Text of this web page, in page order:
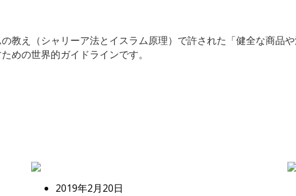
教え（シャリーア法とイスラム原理）で許された「健全な商品や
めの世界的ガイドラインです。
2019年2月20日